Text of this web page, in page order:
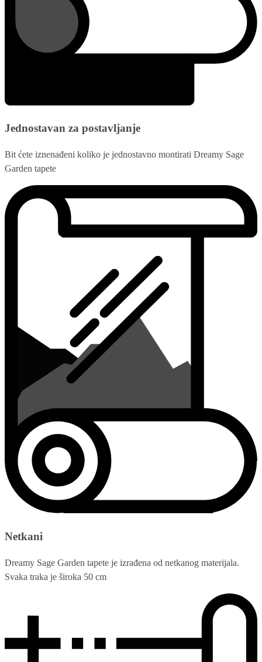
Jednostavan za postavljanje
Bit ćete iznenađeni koliko je jednostavno montirati Dreamy Sage
Garden tapete
Netkani
Dreamy Sage Garden tapete je izrađena od netkanog materijala.
Svaka traka je široka 50 cm